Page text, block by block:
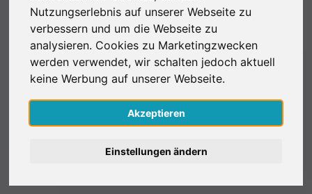
Nutzungserlebnis auf unserer Webseite zu
verbessern und um die Webseite zu
analysieren. Cookies zu Marketingzwecken
werden verwendet, wir schalten jedoch aktuell
keine Werbung auf unserer Webseite.
Akzeptieren
Einstellungen ändern
Anmelden
English
Nederlands